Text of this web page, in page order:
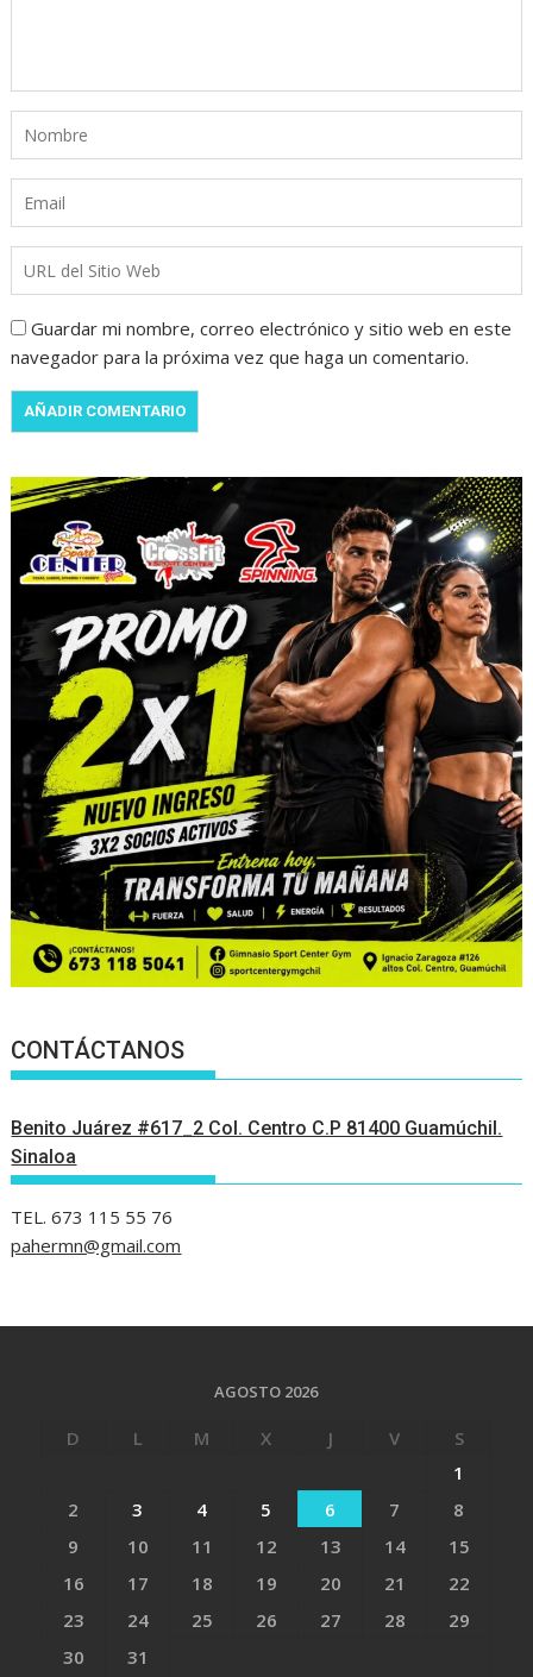
Guardar mi nombre, correo electrónico y sitio web en este
navegador para la próxima vez que haga un comentario.
CONTÁCTANOS
Benito Juárez #617_2 Col. Centro C.P 81400 Guamúchil.
Sinaloa
TEL. 673 115 55 76
pahermn@gmail.com
AGOSTO 2026
D L M X J V
S
1
2
3 4 5 6 7
8
9
10 11 12 13 14
15
16
17 18 19 20 21
22
23
24 25 26 27 28
29
30
31